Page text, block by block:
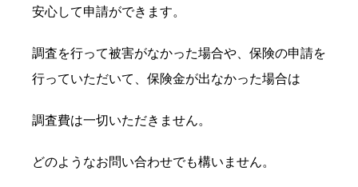
安心して申請ができます。
調査を行って被害がなかった場合や、保険の申請を
行っていただいて、保険金が出なかった場合は
調査費は一切いただきません。
どのようなお問い合わせでも構いません。